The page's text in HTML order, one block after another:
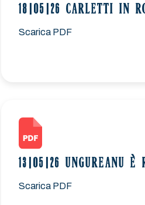
18|05|26 CARLETTI IN
Scarica PDF
13|05|26 UNGUREANU È
Scarica PDF